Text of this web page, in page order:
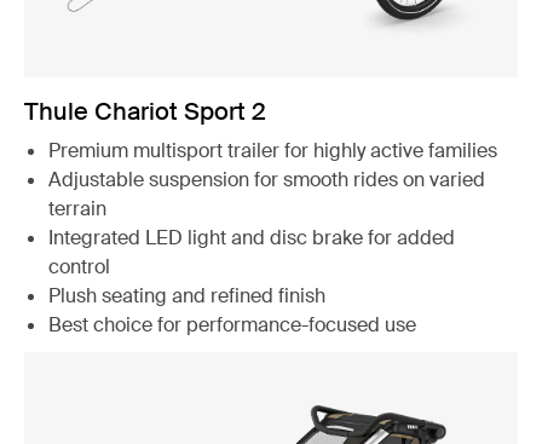
Thule Chariot Sport 2
Premium multisport trailer for highly active families
Adjustable suspension for smooth rides on varied
terrain
Integrated LED light and disc brake for added
control
Plush seating and refined finish
Best choice for performance-focused use